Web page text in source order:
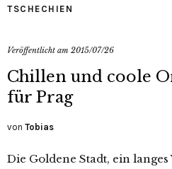
TSCHECHIEN
Veröffentlicht am 2015/07/26
Chillen und coole
für Prag
von Tobias
Die Goldene Stadt, ein